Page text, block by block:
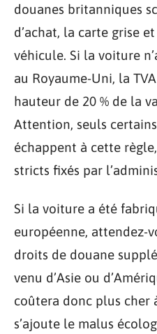
douanes britanniques
d’achat, la carte grise
véhicule. Si la voiture
au Royaume-Uni, la
hauteur de 20 % de la
Attention, seuls
échappent à cette
stricts fixés par
Si la voiture a été
européenne, attendez-
droits de douane
venu d’Asie ou
coûtera donc plus cher
s’ajoute le malus